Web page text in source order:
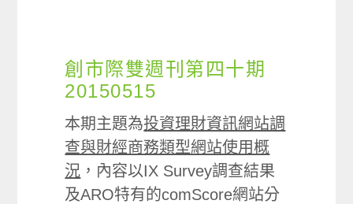
創市際雙週刊第四十期
20150515
本期主題為投資理財資訊網站調
查與財經商務類型網站使用概
況 ，內容以IX Survey調查結果
及ARO特有的comScore網站分